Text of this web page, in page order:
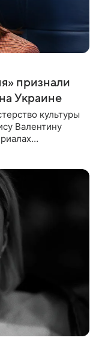
признали
Украине
культуры
Валентину